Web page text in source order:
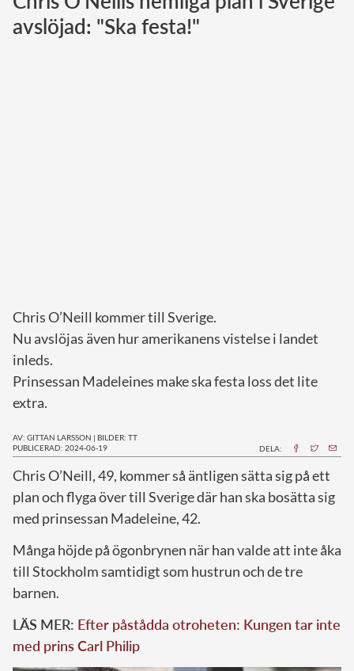
Norska kungahuset
avslöjad: "Ska festa!"
Chris O’Neill kommer till Sverige.
Nu avslöjas även hur amerikanens vistelse i landet
inleds.
Prinsessan Madeleines make ska festa loss det lite
extra.
AV: GITTAN LARSSON | BILDER: TT
PUBLICERAD: 2024-06-19
DELA:
Chris O’Neill, 49, kommer så äntligen sätta sig på ett
plan och flyga över till Sverige där han ska bosätta sig
med prinsessan Madeleine, 42.
Många höjde på ögonbrynen när han valde att inte åka
till Stockholm samtidigt som hustrun och de tre
barnen.
LÄS MER: Efter påstådda otroheten: Kungen tar inte
med prins Carl Philip